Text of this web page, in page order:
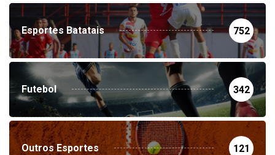
Esportes Batatais 752
Futebol 342
Outros Esportes 121